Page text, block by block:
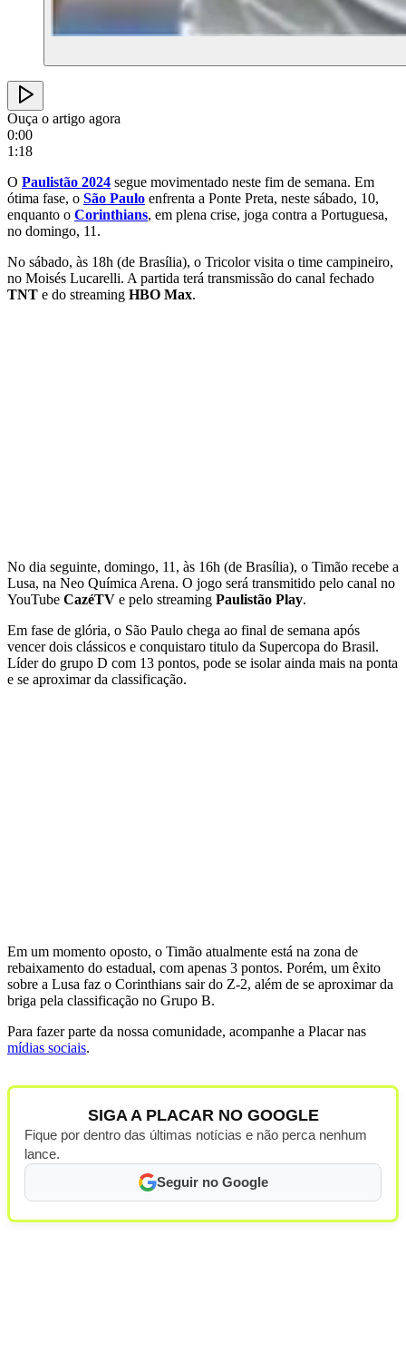
Ouça o artigo agora
0:00
1:18
O Paulistão 2024 segue movimentado neste fim de semana. Em
ótima fase, o São Paulo enfrenta a Ponte Preta, neste sábado, 10,
enquanto o Corinthians, em plena crise, joga contra a Portuguesa,
no domingo, 11.
No sábado, às 18h (de Brasília), o Tricolor visita o time campineiro,
no Moisés Lucarelli. A partida terá transmissão do canal fechado
TNT e do streaming HBO Max.
No dia seguinte, domingo, 11, às 16h (de Brasília), o Timão recebe a
Lusa, na Neo Química Arena. O jogo será transmitido pelo canal no
YouTube CazéTV e pelo streaming Paulistão Play.
Em fase de glória, o São Paulo chega ao final de semana após
vencer dois clássicos e conquistaro titulo da Supercopa do Brasil.
Líder do grupo D com 13 pontos, pode se isolar ainda mais na ponta
e se aproximar da classificação.
Em um momento oposto, o Timão atualmente está na zona de
rebaixamento do estadual, com apenas 3 pontos. Porém, um êxito
sobre a Lusa faz o Corinthians sair do Z-2, além de se aproximar da
briga pela classificação no Grupo B.
Para fazer parte da nossa comunidade, acompanhe a Placar nas
mídias sociais.
SIGA A PLACAR NO GOOGLE
Fique por dentro das últimas notícias e não perca nenhum
lance.
Seguir no Google